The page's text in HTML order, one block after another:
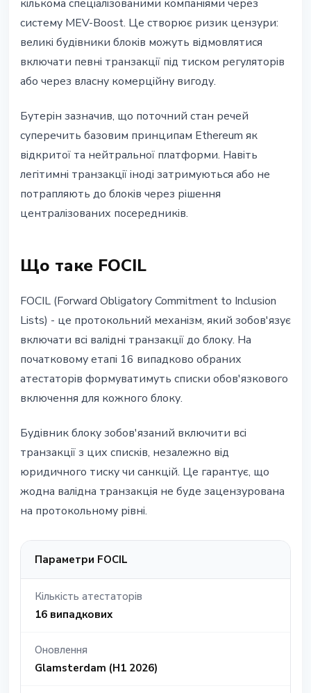
кількома спеціалізованими компаніями через
систему MEV-Boost. Це створює ризик цензури:
великі будівники блоків можуть відмовлятися
включати певні транзакції під тиском регуляторів
або через власну комерційну вигоду.
Бутерін зазначив, що поточний стан речей
суперечить базовим принципам Ethereum як
відкритої та нейтральної платформи. Навіть
легітимні транзакції іноді затримуються або не
потрапляють до блоків через рішення
централізованих посередників.
Що таке FOCIL
FOCIL (Forward Obligatory Commitment to Inclusion
Lists) - це протокольний механізм, який зобов'язує
включати всі валідні транзакції до блоку. На
початковому етапі 16 випадково обраних
атестаторів формуватимуть списки обов'язкового
включення для кожного блоку.
Будівник блоку зобов'язаний включити всі
транзакції з цих списків, незалежно від
юридичного тиску чи санкцій. Це гарантує, що
жодна валідна транзакція не буде зацензурована
на протокольному рівні.
Параметри FOCIL
Кількість атестаторів
16 випадкових
Оновлення
Glamsterdam (H1 2026)